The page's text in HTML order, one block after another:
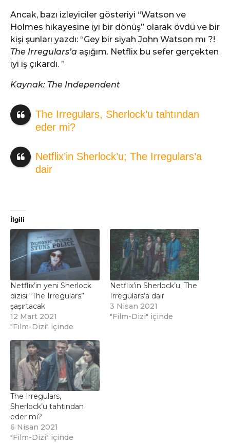
Ancak, bazı izleyiciler gösteriyi “Watson ve
Holmes hikayesine iyi bir dönüş” olarak övdü ve bir
kişi şunları yazdı: “Gey bir siyah John Watson mı ?!
The Irregulars’a aşığım. Netflix bu sefer gerçekten
iyi iş çıkardı. ”
Kaynak: The Independent
The Irregulars, Sherlock’u tahtından
eder mi?
Netflix’in Sherlock’u; The Irregulars’a
dair
İlgili
Netflix’in yeni Sherlock
dizisi “The Irregulars”
şaşırtacak
12 Mart 2021
"Film-Dizi" içinde
Netflix’in Sherlock’u; The
Irregulars’a dair
3 Nisan 2021
"Film-Dizi" içinde
The Irregulars,
Sherlock’u tahtından
eder mi?
6 Nisan 2021
"Film-Dizi" içinde